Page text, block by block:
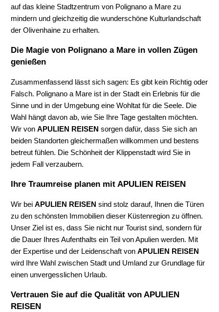
auf das kleine Stadtzentrum von Polignano a Mare zu
mindern und gleichzeitig die wunderschöne Kulturlandschaft
der Olivenhaine zu erhalten.
Die Magie von Polignano a Mare in vollen Zügen
genießen
Zusammenfassend lässt sich sagen: Es gibt kein Richtig oder
Falsch. Polignano a Mare ist in der Stadt ein Erlebnis für die
Sinne und in der Umgebung eine Wohltat für die Seele. Die
Wahl hängt davon ab, wie Sie Ihre Tage gestalten möchten.
Wir vonAPULIEN REISEN sorgen dafür, dass Sie sich an
beiden Standorten gleichermaßen willkommen und bestens
betreut fühlen. Die Schönheit der Klippenstadt wird Sie in
jedem Fall verzaubern.
Ihre Traumreise planen mit APULIEN REISEN
Wir beiAPULIEN REISEN sind stolz darauf, Ihnen die Türen
zu den schönsten Immobilien dieser Küstenregion zu öffnen.
Unser Ziel ist es, dass Sie nicht nur Tourist sind, sondern für
die Dauer Ihres Aufenthalts ein Teil von Apulien werden. Mit
der Expertise und der Leidenschaft vonAPULIEN REISEN
wird Ihre Wahl zwischen Stadt und Umland zur Grundlage für
einen unvergesslichen Urlaub.
Vertrauen Sie auf die Qualität von APULIEN
REISEN